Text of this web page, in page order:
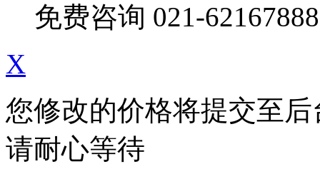
免费咨询 021-62167888
X
您修改的价格将提交至
请耐心等待